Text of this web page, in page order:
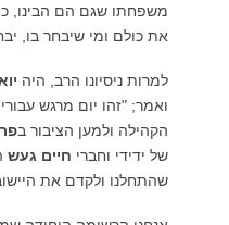
משפחתו שגם הם הבינו, כי
את כולם ומי שיבחר בו,
למרות ניסיונו הרב, היה
ואמר; "זהו יום מרגש
הקהילה ולמען הציבור ב
של ידידי וחברי חיים געש
שהתחלנו ולקדם את